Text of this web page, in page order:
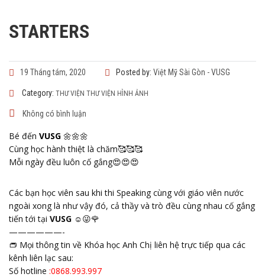
STARTERS
19 Tháng tám, 2020 Posted by: Việt Mỹ Sài Gòn - VUSG
Category: THƯ VIỆN THƯ VIỆN HÌNH ẢNH
Không có bình luận
Bé đến VUSG 🌼🌼🌼
Cùng học hành thiệt là chăm🥰🥰🥰
Mỗi ngày đều luôn cố gắng😍😍😍
Các bạn học viên sau khi thi Speaking cùng với giáo viên nước
ngoài xong là như vậy đó, cả thầy và trò đều cùng nhau cố gắng
tiến tới tại VUSG ☺️😜🌹
——————-
👝 Mọi thông tin về Khóa học Anh Chị liên hệ trực tiếp qua các
kênh liên lạc sau:
Số hotline :0868.993.997